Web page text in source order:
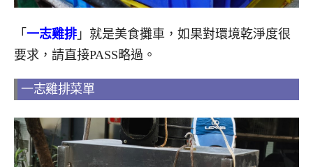
「 一志雞排 」就是美食攤車，如果對環境乾淨度很
要求，請直接PASS略過。
一志雞排菜單